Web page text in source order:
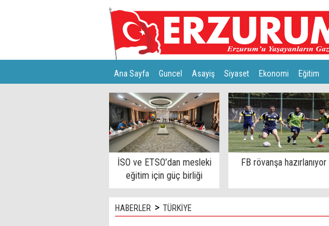
Ana Sayfa Guncel Asayiş Siyaset Ekonomi Eğitim
Türkiye Teknoloji
İSO ve ETSO’dan mesleki
eğitim için güç birliği
FB rövanşa hazırlanıyor
HABERLER > TÜRKİYE